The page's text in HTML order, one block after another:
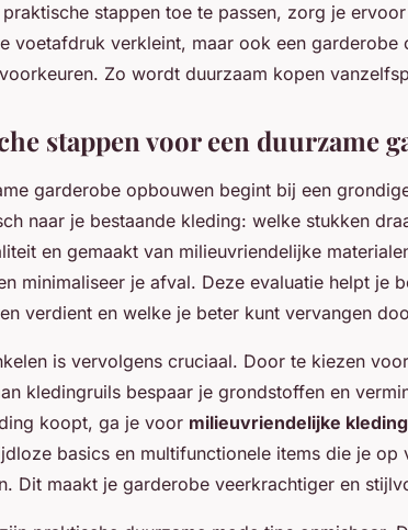
stappen toe te passen, zorg je
voetafdruk verkleint, maar ook een
Zo wordt duurzaam kopen
stappen voor een duurzame
garderobe opbouwen begint bij een
naar je bestaande kleding: welke stukken
en gemaakt van milieuvriendelijke
minimaliseer je afval. Deze evaluatie helpt je
verdient en welke je beter kunt vervangen
is vervolgens cruciaal. Door te kiezen voor
kledingruils bespaar je grondstoffen en
koopt, ga je voor milieuvriendelijke kleding
basics en multifunctionele items die je op
Dit maakt je garderobe veerkrachtiger en